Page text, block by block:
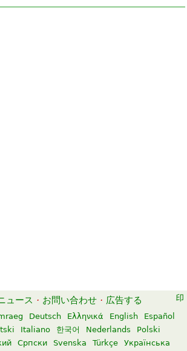
ュース · お問い合わせ · 広告する
Deutsch Ελληνικά English
Español
Italiano 한국어 Nederlands
Polski
Српски Svenska Türkçe Українська